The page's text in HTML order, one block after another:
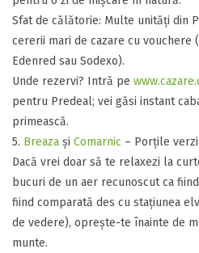
​Sfat de călătorie: Multe unități din
cererii mari de cazare cu vouchere
Edenred sau Sodexo).
​Unde rezervi? Intră pe
pentru Predeal; vei găsi instant
primească.
​5. Breaza și Comarnic – Porțile
​Dacă vrei doar să te relaxezi la
bucuri de un aer recunoscut ca
fiind comparată des cu stațiunea
de vedere), oprește-te înainte de
munte.